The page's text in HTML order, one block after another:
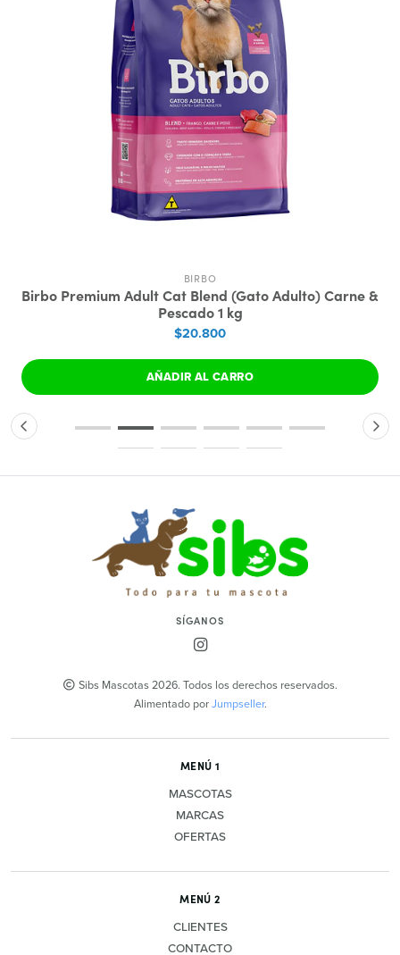
BIRBO
Birbo Premium Adult Cat Blend (Gato Adulto) Carne &
Pescado 1 kg
$20.800
AÑADIR AL CARRO
SÍGANOS
Sibs Mascotas 2026. Todos los derechos reservados.
Alimentado porJumpseller.
MENÚ 1
MASCOTAS
MARCAS
OFERTAS
MENÚ 2
CLIENTES
CONTACTO